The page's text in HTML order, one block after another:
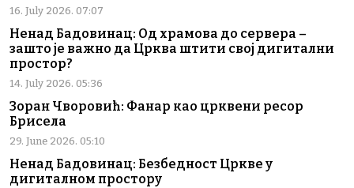
16. July 2026. 07:07
Ненад Бадовинац: Од храмова до сервера –
зашто је важно да Црква штити свој дигитални
простор?
14. July 2026. 05:36
Зоран Чворовић: Фанар као црквени ресор
Брисела
29. June 2026. 05:10
Ненад Бадовинац: Безбедност Цркве у
дигиталном простору